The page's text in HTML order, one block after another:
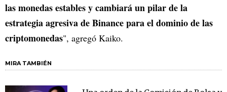
las monedas estables y cambiará un pilar de la
estrategia agresiva de Binance para el dominio de las
criptomonedas", agregó Kaiko.
MIRA TAMBIÉN